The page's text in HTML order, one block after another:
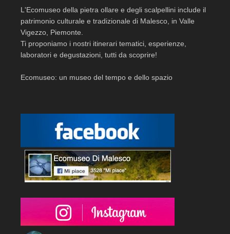
L'Ecomuseo della pietra ollare e degli scalpellini include il
patrimonio culturale e tradizionale di Malesco, in Valle
Vigezzo, Piemonte.
Ti proponiamo i nostri itinerari tematici, esperienze,
laboratori e degustazioni, tutti da scoprire!
Ecomuseo: un museo del tempo e dello spazio